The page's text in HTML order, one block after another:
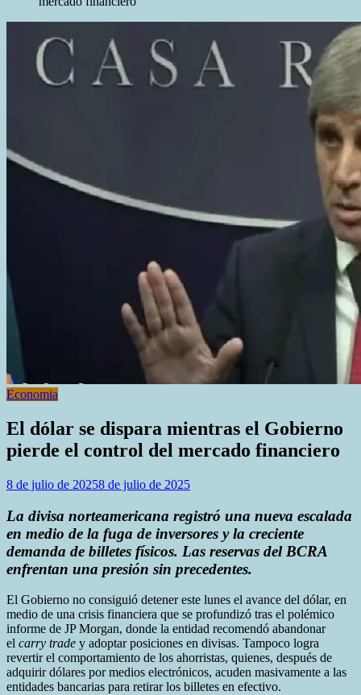
Economia
El dólar se dispara mientras el Gobierno
pierde el control del mercado financiero
8 de julio de 20258 de julio de 2025
La divisa norteamericana registró una nueva escalada
en medio de la fuga de inversores y la creciente
demanda de billetes físicos. Las reservas del BCRA
enfrentan una presión sin precedentes.
El Gobierno no consiguió detener este lunes el avance del dólar, en
medio de una crisis financiera que se profundizó tras el polémico
informe de JP Morgan, donde la entidad recomendó abandonar
el carry trade y adoptar posiciones en divisas. Tampoco logra
revertir el comportamiento de los ahorristas, quienes, después de
adquirir dólares por medios electrónicos, acuden masivamente a las
entidades bancarias para retirar los billetes en efectivo.